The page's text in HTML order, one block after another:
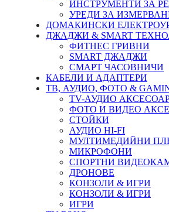
ИНСТРУМЕНТИ ЗА
УРЕДИ ЗА
ДОМАКИНСКИ
ДЖАДЖИ & SMART
ФИТНЕС ГРИВНИ
SMART ДЖАДЖИ
СМАРТ ЧАСОВНИЧИ
КАБЕЛИ И АДАПТЕРИ
ТВ, АУДИО, ФОТО &
TV-АУДИО
ФОТО И ВИДЕО
СТОЙКИ
АУДИО HI-FI
МУЛТИМЕДИЙНИ
МИКРОФОНИ
СПОРТНИ
ДРОНОВЕ
КОНЗОЛИ & ИГРИ
КОНЗОЛИ & ИГРИ
ИГРИ